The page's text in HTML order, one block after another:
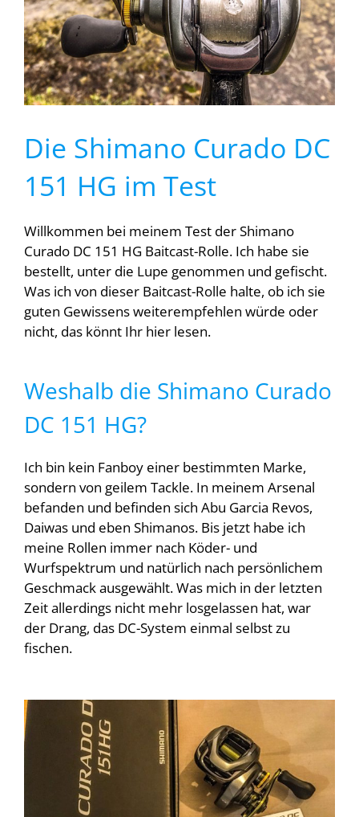
Die Shimano Curado DC
151 HG im Test
Willkommen bei meinem Test der Shimano
Curado DC 151 HG Baitcast-Rolle. Ich habe sie
bestellt, unter die Lupe genommen und gefischt.
Was ich von dieser Baitcast-Rolle halte, ob ich sie
guten Gewissens weiterempfehlen würde oder
nicht, das könnt Ihr hier lesen.
Weshalb die Shimano Curado
DC 151 HG?
Ich bin kein Fanboy einer bestimmten Marke,
sondern von geilem Tackle. In meinem Arsenal
befanden und befinden sich Abu Garcia Revos,
Daiwas und eben Shimanos. Bis jetzt habe ich
meine Rollen immer nach Köder- und
Wurfspektrum und natürlich nach persönlichem
Geschmack ausgewählt. Was mich in der letzten
Zeit allerdings nicht mehr losgelassen hat, war
der Drang, das DC-System einmal selbst zu
fischen.